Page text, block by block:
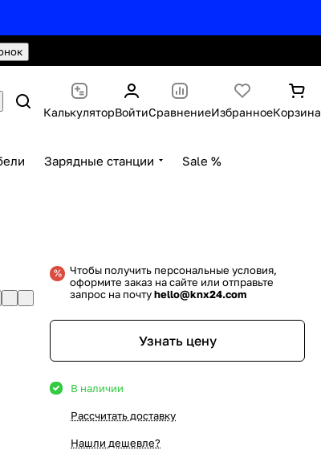
КалькуляторВойтиСравнениеИзбранноеКорзина
Зарядные станции Sale %
Чтобы получить персональные условия,
оформите заказ на сайте или отправьте
запрос на почтуhello@knx24.com
Узнать цену
В наличии
Рассчитать доставку
Нашли дешевле?